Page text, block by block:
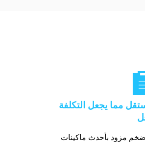
مما يجعل التكلفة
ضخم مزود بأحدث ماكينات